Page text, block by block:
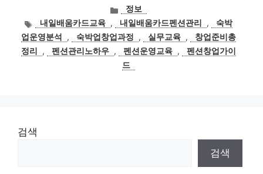
카
테
고
리
정보
태
그
내일배움카드교육 , 내일배움카드펜션관리 ,
숙박
업운영분석
, 숙박업창업과정 , 실무교육 ,
창업준비총
정리
, 펜션관리노하우 , 펜션운영교육 ,
펜션창업가이
드
검색
검색